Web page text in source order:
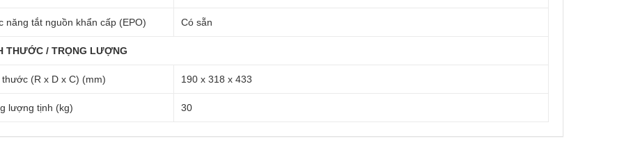
năng tắt nguồn khẩn cấp (EPO) Có sẵn
THƯỚC / TRỌNG LƯỢNG
thước (R x D x C) (mm) 190 x 318 x 433
lượng tịnh (kg) 30